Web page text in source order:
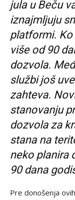
jula u Beču
iznajmljuju
platformi.
više od 90
dozvola.
službi još
zahteva.
stanovanju
dozvola za
stana na
neko planira
90 dana
Pre donošenja